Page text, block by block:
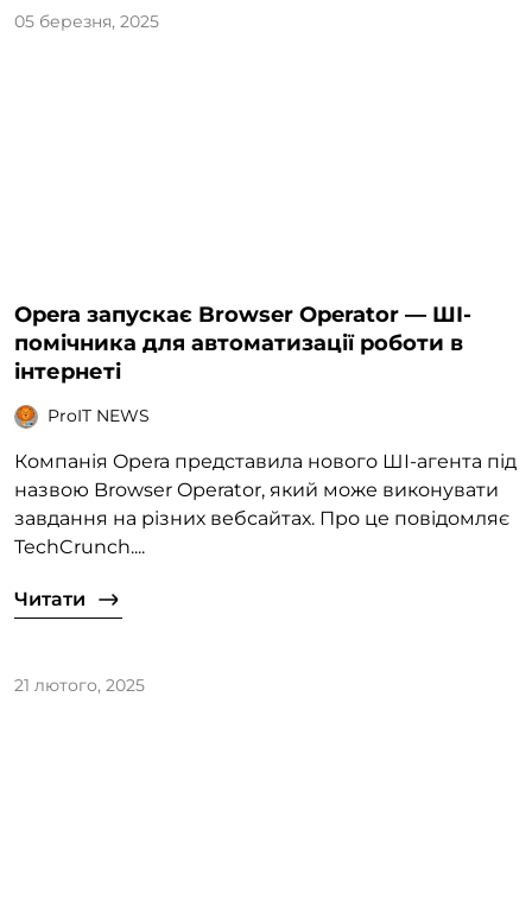
05 березня, 2025
Opera запускає Browser Operator — ШІ-
помічника для автоматизації роботи в
інтернеті
ProIT NEWS
Компанія Opera представила нового ШІ-агента під
назвою Browser Operator, який може виконувати
завдання на різних вебсайтах. Про це повідомляє
TechCrunch....
Читати
21 лютого, 2025